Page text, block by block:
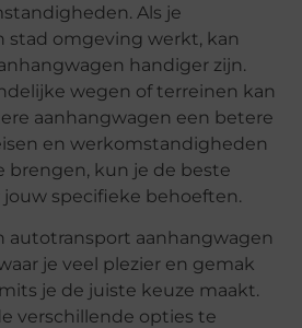
Als je
stad omgeving werkt, kan
handiger zijn.
wegen of terreinen kan
aanhangwagen een betere
en werkomstandigheden
brengen, kun je de beste
specifieke behoeften.
autotransport aanhangwagen
je veel plezier en gemak
je de juiste keuze maakt.
verschillende opties te